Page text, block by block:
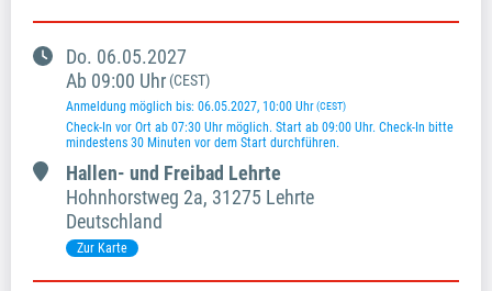
Do. 06.05.2027
Ab 09:00 Uhr (CEST)
Anmeldung möglich bis: 06.05.2027, 10:00 Uhr(CEST)
Check-In vor Ort ab 07:30 Uhr möglich. Start ab 09:00 Uhr. Check-In bitte
mindestens 30 Minuten vor dem Start durchführen.
Hallen- und Freibad Lehrte
Hohnhorstweg 2a, 31275 Lehrte
Deutschland
Zur Karte